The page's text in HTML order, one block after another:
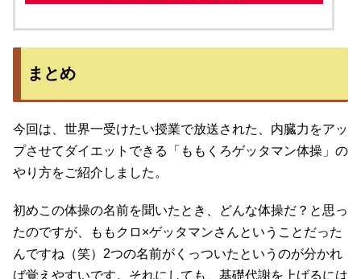
まとめ
今回は、世界一受けたい授業で放送された、内臓力をアッ
プさせてダイエットできる「ももくろゲッタマン体操」の
やり方をご紹介しました。
初めこの体操の名前を聞いたとき、どんな体操だ？と思っ
たのですが、ももクロ×ゲッタマンさんということだった
んですね（笑）2つの名前がくっついたというのが分かれ
ば覚えやすいです。それにしても、基礎代謝を上げるには